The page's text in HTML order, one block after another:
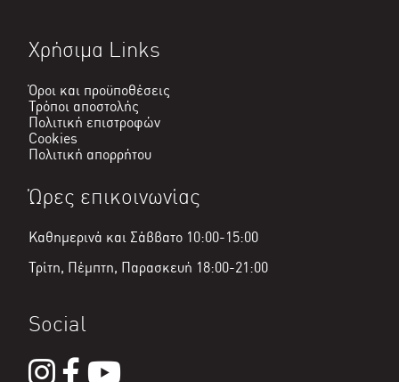
Χρήσιμα Links
Όροι και προϋποθέσεις
Τρόποι αποστολής
Πολιτική επιστροφών
Cookies
Πολιτική απορρήτου
Ώρες επικοινωνίας
Καθημερινά και Σάββατο 10:00-15:00
Τρίτη, Πέμπτη, Παρασκευή 18:00-21:00
Social